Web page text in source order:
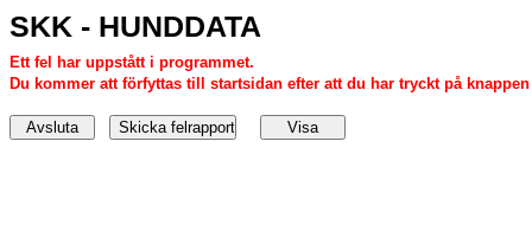
SKK - HUNDDATA
Ett fel har uppstått i programmet.
Du kommer att förfyttas till startsidan efter att du har tryckt på